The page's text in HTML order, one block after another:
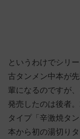
というわけでシリ
古タンメン中本が
輩になるのですが
発売したのは後者
タイプ「辛激焼タ
本から初の湯切り